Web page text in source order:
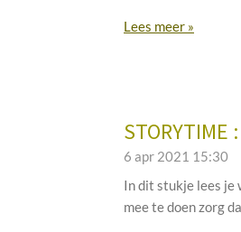
Lees meer »
6 apr 2021 15:30
In dit stukje lees je
mee te doen zorg